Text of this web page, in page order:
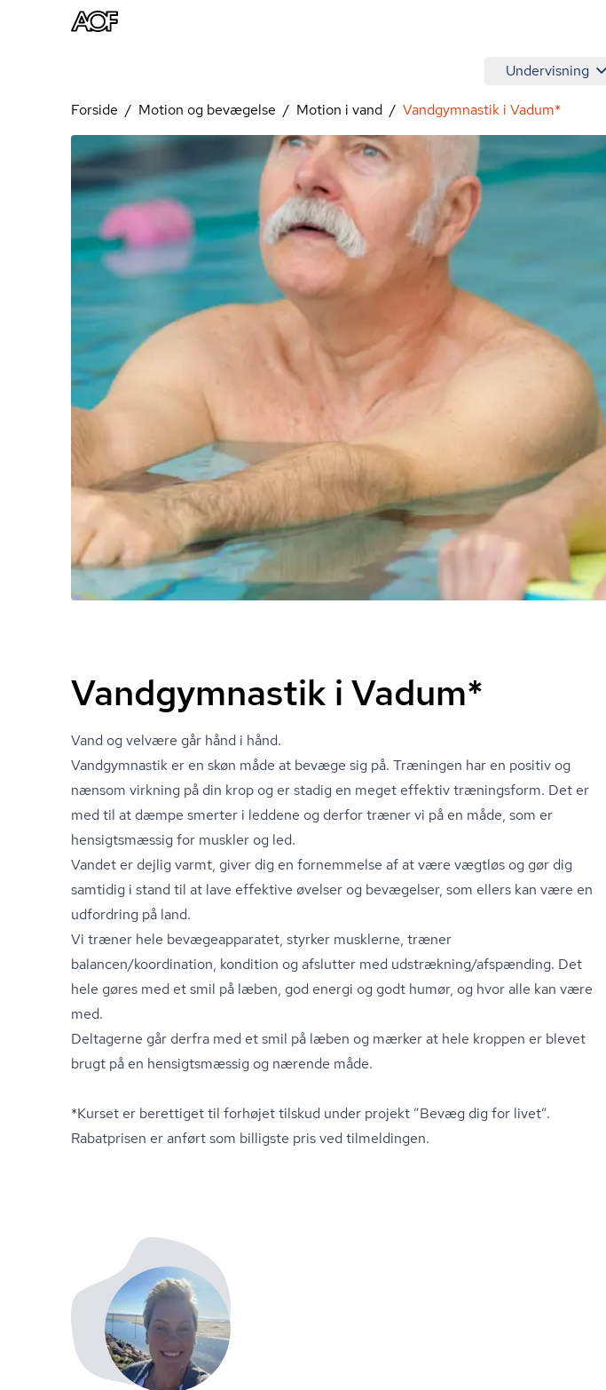
Undervisning
Forside Motion og bevægelse Motion i vand Vandgymnastik i Vadum*
Vandgymnastik i Vadum*
Vand og velvære går hånd i hånd.
Vandgymnastik er en skøn måde at bevæge sig på. Træningen har en positiv og
nænsom virkning på din krop og er stadig en meget effektiv træningsform. Det er
med til at dæmpe smerter i leddene og derfor træner vi på en måde, som er
hensigtsmæssig for muskler og led.
Vandet er dejlig varmt, giver dig en fornemmelse af at være vægtløs og gør dig
samtidig i stand til at lave effektive øvelser og bevægelser, som ellers kan være en
udfordring på land.
Vi træner hele be­væ­ge­ap­pa­ra­tet, styrker musklerne, træner
balancen/koordination, kondition og afslutter med udstrækning/afspænding. Det
hele gøres med et smil på læben, god energi og godt humør, og hvor alle kan være
med.
Deltagerne går derfra med et smil på læben og mærker at hele kroppen er blevet
brugt på en hensigtsmæssig og nærende måde.
*Kurset er berettiget til forhøjet tilskud under projekt ”Bevæg dig for livet”.
Rabatprisen er anført som billigste pris ved tilmeldingen.